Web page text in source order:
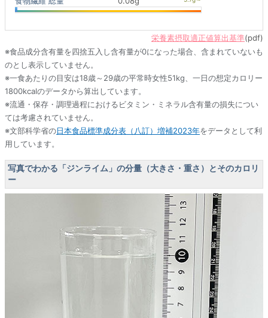
栄養素摂取適正値算出基準(pdf)
※食品成分含有量を四捨五入し含有量が0になった場合、含まれていないも
のとし表示していません。
※一食あたりの目安は18歳～29歳の平常時女性51kg、一日の想定カロリー
1800kcalのデータから算出しています。
※流通・保存・調理過程におけるビタミン・ミネラル含有量の損失につい
ては考慮されていません。
※文部科学省の日本食品標準成分表（八訂）増補2023年をデータとして利
用しています。
写真でわかる「ジンライム」の分量（大きさ・重さ）とそのカロリ
ー